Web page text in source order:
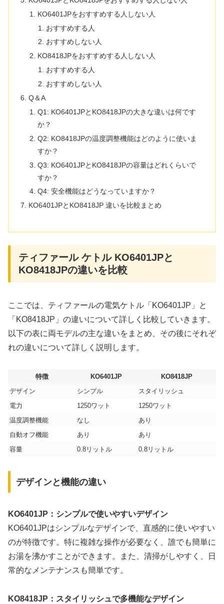
KO6401JPをおすすめする人しない人
おすすめする人
おすすめしない人
KO8418JPをおすすめする人しない人
おすすめする人
おすすめしない人
Q＆A
Q1: KO6401JPとKO8418JPの大きな違いは何です
か？
Q2: KO8418JPの温度調整機能はどのように使いま
すか？
Q3: KO6401JPとKO8418JPの容量はどれくらいで
すか？
Q4: 安全機能はどうなっていますか？
KO6401JPとKO8418JP 違いを比較まとめ
ティファール ケトル KO6401JPと
KO8418JPの違いを比較
ここでは、ティファールの電気ケトル「KO6401JP」と
「KO8418JP」の違いについて詳しく比較していきます。
以下の表に両モデルの主な違いをまとめ、その後にそれぞ
れの違いについて詳しく説明します。
特徴 KO6401JP
KO8418JP
デザイン
シンプル
スタイリッシュ
電力
1250ワット
1250ワット
温度調整機能
なし
あり
自動オフ機能
あり
あり
容量
0.8リットル 0.8リットル
デザインと機能の違い
KO6401JP：シンプルで使いやすいデザイン
KO6401JPはシンプルなデザインで、直感的に使いやすい
のが特徴です。特に複雑な操作が必要なく、誰でも簡単に
お湯を沸かすことができます。また、清掃がしやすく、日
常的なメンテナンスも簡単です。
KO8418JP：スタイリッシュで多機能なデザイン